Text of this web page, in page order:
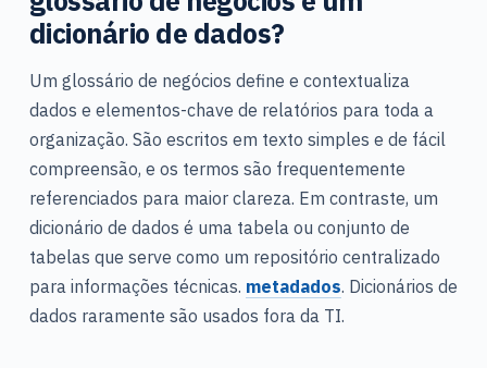
dicionário de dados?
Um glossário de negócios define e contextualiza
dados e elementos-chave de relatórios para toda a
organização. São escritos em texto simples e de fácil
compreensão, e os termos são frequentemente
referenciados para maior clareza. Em contraste, um
dicionário de dados é uma tabela ou conjunto de
tabelas que serve como um repositório centralizado
para informações técnicas. metadados. Dicionários de
dados raramente são usados fora da TI.